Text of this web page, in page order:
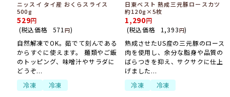
ニッスイ タイ産 おくらスライス
500g
529
(税込価格 571 円)
自然解凍でOK。茹でて刻んである
からすぐに使えます。 麺類やご飯
のトッピング、味噌汁やサラダに
どうぞ...
冷凍
冷凍
日東ベスト 熟成三元豚ロースカツ
約120g×5枚
1,290
(税込価格 1,393円)
熟成させたUS産の三元豚のロース
肉を使用し、余分な脂身や品質の
ばらつきを抑え、サクサクに仕上
げました...
冷凍
冷凍